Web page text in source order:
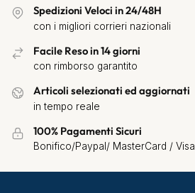
Spedizioni Veloci in 24/48H
con i migliori corrieri nazionali
Facile Reso in 14 giorni
con rimborso garantito
Articoli selezionati ed aggiornati
in tempo reale
100% Pagamenti Sicuri
Bonifico/Paypal/ MasterCard / Visa